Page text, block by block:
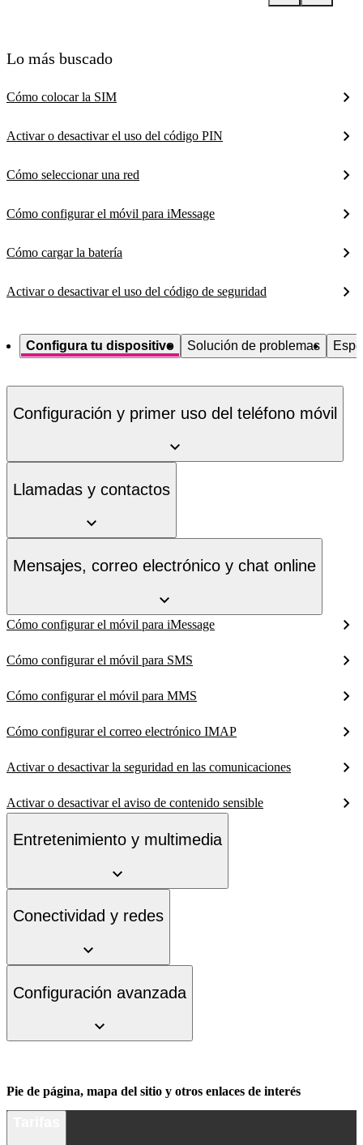
Lo más buscado
Cómo colocar la SIM
Activar o desactivar el uso del código PIN
Cómo seleccionar una red
Cómo configurar el móvil para iMessage
Cómo cargar la batería
Activar o desactivar el uso del código de seguridad
Configura tu dispositivo Solución de problemas
Configuración y primer uso del teléfono móvil
Llamadas y contactos
Mensajes, correo electrónico y chat online
Cómo configurar el móvil para iMessage
Cómo configurar el móvil para SMS
Cómo configurar el móvil para MMS
Cómo configurar el correo electrónico IMAP
Activar o desactivar la seguridad en las comunicaciones
Activar o desactivar el aviso de contenido sensible
Entretenimiento y multimedia
Conectividad y redes
Configuración avanzada
Pie de página, mapa del sitio y otros enlaces de interés